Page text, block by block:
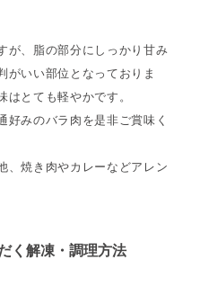
が、脂の部分にしっかり甘み
がいい部位となっておりま
とても軽やかです。
好みのバラ肉を是非ご賞味く
、焼き肉やカレーなどアレン
く解凍・調理方法